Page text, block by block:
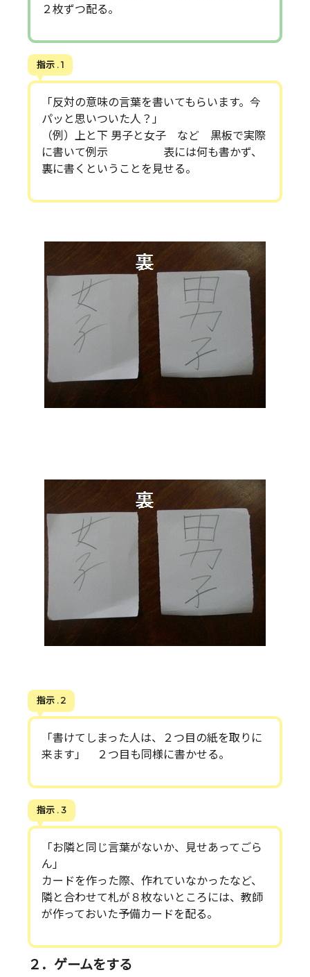
２枚ずつ配る。
指示 . 1
「反対の意味の言葉を書いてもらいます。今
パッと思いついた人？」
（例）上と下 男子と女子 など 黒板で実際
に書いて例示 表には何も書かず、
裏に書くということを見せる。
指示 . 2
「書けてしまった人は、２つ目の紙を取りに
来ます」 ２つ目も同様に書かせる。
指示 . 3
「お隣と同じ言葉がないか、見せあってごら
ん」
カードを作った際、作れていなかったなど、
隣と合わせて札が８枚ないところには、教師
が作っておいた予備カードを配る。
２．ゲームをする